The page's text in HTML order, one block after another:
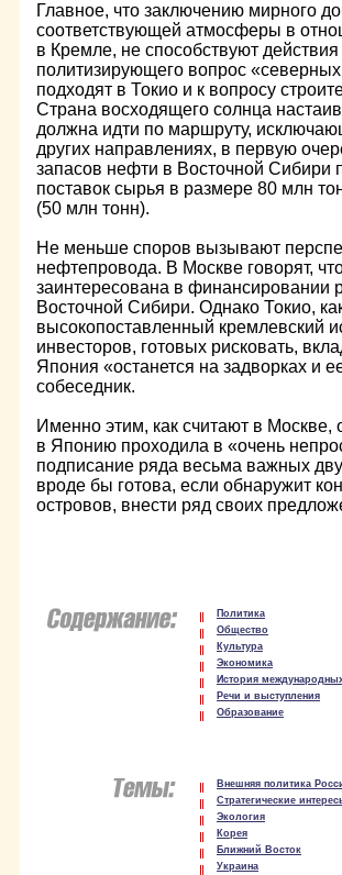
Главное, что заключению мирного
соответствующей атмосферы в
в Кремле, не способствуют
политизирующего вопрос
подходят в Токио и к вопросу
Страна восходящего солнца
должна идти по маршруту,
других направлениях, в первую
запасов нефти в Восточной Сибири
поставок сырья в размере 80 млн
(50 млн тонн).
Не меньше споров вызывают
нефтепровода. В Москве говорят,
заинтересована в финансировании
Восточной Сибири. Однако Токио,
высокопоставленный кремлевский
инвесторов, готовых рисковать,
Япония «останется на задворках и
собеседник.
Именно этим, как считают в Москве,
в Японию проходила в «очень
подписание ряда весьма важных
вроде бы готова, если обнаружит
островов, внести ряд своих
Политика
Общество
Культура
Экономика
История
Речи и выступления
Образование
Внешняя политика
Стратегические
Экология
Корея
Ближний Восток
Украина